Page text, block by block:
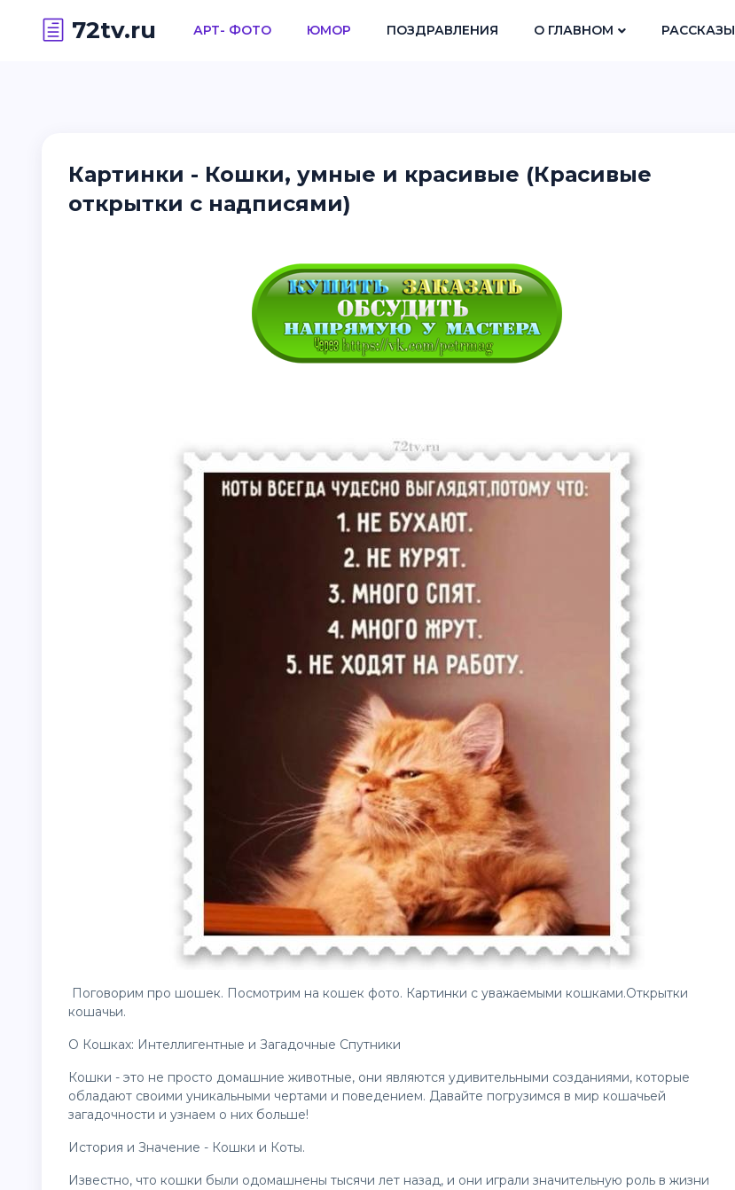
72tv.ru АРТ- ФОТО ЮМОР ПОЗДРАВЛЕНИЯ О ГЛАВНОМ РАССКАЗЫ
Картинки - Кошки, умные и красивые (Красивые
открытки с надписями)
Поговорим про шошек. Посмотрим на кошек фото. Картинки с уважаемыми кошками.Открытки
кошачьи.
О Кошках: Интеллигентные и Загадочные Спутники
Кошки - это не просто домашние животные, они являются удивительными созданиями, которые
обладают своими уникальными чертами и поведением. Давайте погрузимся в мир кошачьей
загадочности и узнаем о них больше!
История и Значение - Кошки и Коты.
Известно, что кошки были одомашнены тысячи лет назад, и они играли значительную роль в жизни